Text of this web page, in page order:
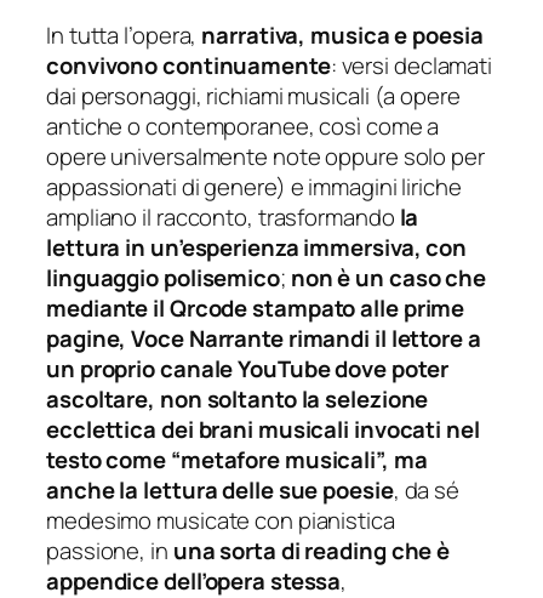
In tutta l’opera, narrativa, musica e poesia
convivono continuamente: versi declamati
dai personaggi, richiami musicali (a opere
antiche o contemporanee, così come a
opere universalmente note oppure solo per
appassionati di genere) e immagini liriche
ampliano il racconto, trasformando la
lettura in un’esperienza immersiva, con
linguaggio polisemico; non è un caso che
mediante ilQrcodestampato alle prime
pagine, Voce Narrante rimandi il lettore a
un proprio canaleYouTubedove poter
ascoltare, non soltanto la selezione
ecclettica dei brani musicali invocati nel
testo come “metafore musicali”, ma
anche la lettura delle sue poesie, da sé
medesimo musicate con pianistica
passione, in una sorta direadingche è
appendice dell’opera stessa,